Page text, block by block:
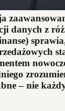
danych z
– nie